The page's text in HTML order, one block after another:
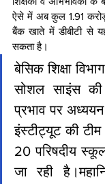
ऐसे में अब कुल 1.91 करोड़
बैंक खाते में डीबीटी से
सकता है।
बेसिक शिक्षा
सोशल साइंस
प्रभाव पर
इंस्टीट्यूट की
20 परिषदीय
जा रही